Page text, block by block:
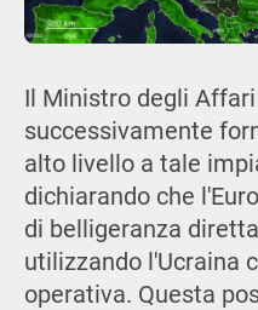
Il Ministro degli
successivamente
alto livello a tale
dichiarando che
di belligeranza
utilizzando l'Ucraina
operativa. Questa